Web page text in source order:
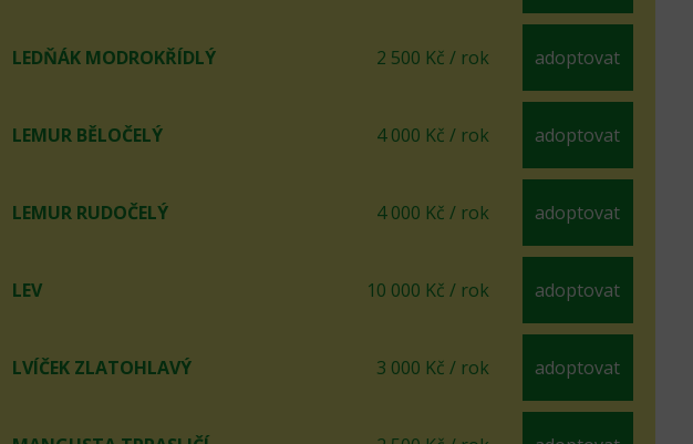
LEDŇÁK MODROKŘÍDLÝ 2 500 Kč / rok adoptovat
LEMUR BĚLOČELÝ 4 000 Kč / rok adoptovat
LEMUR RUDOČELÝ 4 000 Kč / rok adoptovat
LEV 10 000 Kč / rok adoptovat
LVÍČEK ZLATOHLAVÝ 3 000 Kč / rok adoptovat